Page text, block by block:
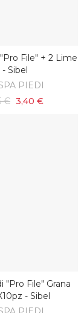
AL CARRELLO
File" + 2 Lime
- Sibel
PIEDI
€ 3,40 €
AL CARRELLO
"pro File" Grana
- Sibel